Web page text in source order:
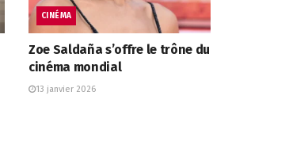
CINÉMA
Zoe Saldaña s’offre le trône du
cinéma mondial
13 janvier 2026